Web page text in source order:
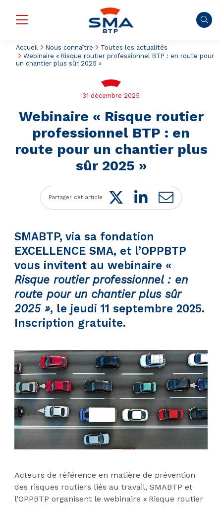
Accueil Nous connaître
Toutes les actualités
Webinaire « Risque routier professionnel BTP : en route pour
un chantier plus sûr 2025 »
31 décembre 2025
Webinaire « Risque routier
professionnel BTP : en
route pour un chantier plus
sûr 2025 »
Partager cet article Twitter
LinkedIn
Mail
SMABTP, via sa fondation
EXCELLENCE SMA, et l’OPPBTP
vous invitent au webinaire «
Risque routier professionnel : en
route pour un chantier plus sûr
2025 », le jeudi 11 septembre 2025.
Inscription gratuite.
Acteurs de référence en matière de prévention
des risques routiers liés au travail, SMABTP et
l’OPPBTP organisent le webinaire « Risque routier